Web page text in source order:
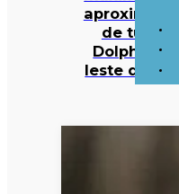
aproximação
de tufão
Dolphin ao
leste do país